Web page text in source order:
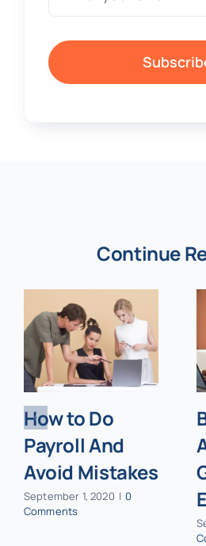
Continue
How to Do
Payroll And
Avoid Mistakes
September 1, 2020 | 0
Comments